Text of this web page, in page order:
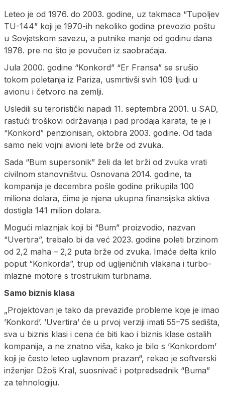
Leteo je od 1976. do 2003. godine, uz takmaca “Tupoljev
TU-144” koji je 1970-ih nekoliko godina prevozio poštu
u Sovjetskom savezu, a putnike manje od godinu dana
1978. pre no što je povučen iz saobraćaja.
Jula 2000. godine “Konkord” “Er Fransa” se srušio
tokom poletanja iz Pariza, usmrtivši svih 109 ljudi u
avionu i četvoro na zemlji.
Usledili su teroristički napadi 11. septembra 2001. u SAD,
rastući troškovi održavanja i pad prodaja karata, te je i
“Konkord” penzionisan, oktobra 2003. godine. Od tada
samo neki vojni avioni lete brže od zvuka.
Sada “Bum supersonik” želi da let brži od zvuka vrati
civilnom stanovništvu. Osnovana 2014. godine, ta
kompanija je decembra pošle godine prikupila 100
miliona dolara, čime je njena ukupna finansijska aktiva
dostigla 141 milion dolara.
Mogući mlaznjak koji bi “Bum” proizvodio, nazvan
“Uvertira”, trebalo bi da već 2023. godine poleti brzinom
od 2,2 maha – 2,2 puta brže od zvuka. Imaće delta krilo
poput “Konkorda”, trup od ugljeničnih vlakana i turbo-
mlazne motore s trostrukim turbnama.
Samo biznis klasa
„Projektovan je tako da prevaziđe probleme koje je imao
’Konkord’. ’Uvertira’ će u prvoj verziji imati 55–75 sedišta,
sva u biznis klasi i cena će biti kao i biznis klase ostalih
kompanija, a ne znatno viša, kako je bilo s ’Konkordom’
koji je često leteo uglavnom prazan“, rekao je softverski
inženjer Džoš Kral, suosnivač i potpredsednik “Buma”
za tehnologiju.